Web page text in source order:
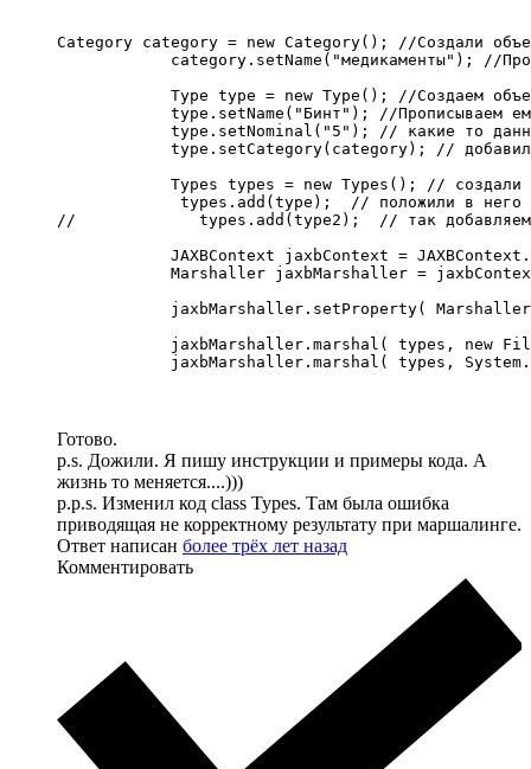
Category category = new Category(); //Создали
category.setName("медикаменты"); //
Type type = new Type(); //Создаем
type.setName("Бинт"); //Прописываем
type.setNominal("5"); // какие то
type.setCategory(category); //
Types types = new Types(); // создали
types.add(type);  // положили в
//             types.add(type2);  // так добавляем
JAXBContext jaxbContext =
Marshaller jaxbMarshaller =
jaxbMarshaller.setProperty(
jaxbMarshaller.marshal( types, new
jaxbMarshaller.marshal( types,
Готово.
p.s. Дожили. Я пишу инструкции и примеры кода. А
жизнь то меняется....)))
p.p.s. Изменил код class Types. Там была ошибка
приводящая не корректному результату при маршалинге.
Ответ написан более трёх лет назад
Комментировать